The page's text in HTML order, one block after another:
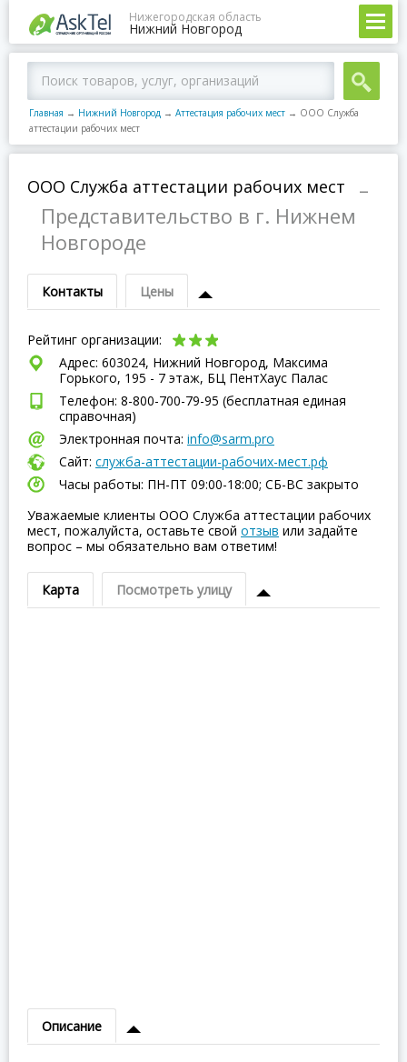
Нижегородская область
Нижний Новгород
Главная → Нижний Новгород → Аттестация рабочих мест → ООО Служба
аттестации рабочих мест
ООО Служба аттестации рабочих мест
–
Представительство в г. Нижнем
Новгороде
Контакты Цены
Рейтинг организации:
Адрес: 603024, Нижний Новгород, Максима
Горького, 195 - 7 этаж, БЦ ПентХаус Палас
Телефон: 8-800-700-79-95 (бесплатная единая
справочная)
Электронная почта: info@sarm.pro
Сайт: служба-аттестации-рабочих-мест.рф
Часы работы: ПН-ПТ 09:00-18:00; СБ-ВC закрыто
Уважаемые клиенты ООО Служба аттестации рабочих
мест, пожалуйста, оставьте свой отзыв или задайте
вопрос – мы обязательно вам ответим!
Карта Посмотреть улицу
Описание